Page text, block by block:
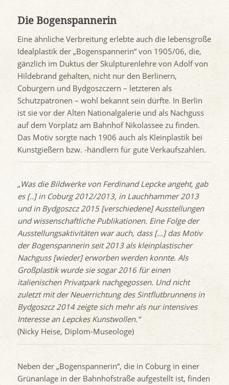
Die Bogenspannerin
Eine ähnliche Verbreitung erlebte auch die lebensgroße
Idealplastik der „Bogenspannerin“ von 1905/06, die,
gänzlich im Duktus der Skulpturenlehre von Adolf von
Hildebrand gehalten, nicht nur den Berlinern,
Coburgern und Bydgoszczern – letzteren als
Schutzpatronen – wohl bekannt sein dürfte. In Berlin
ist sie vor der Alten Nationalgalerie und als Nachguss
auf dem Vorplatz am Bahnhof Nikolassee zu finden.
Das Motiv sorgte nach 1906 auch als Kleinplastik bei
Kunstgießern bzw. -händlern für gute Verkaufszahlen.
„Was die Bildwerke von Ferdinand Lepcke angeht, gab
es [..] in Coburg 2012/2013, in Lauchhammer 2013
und in Bydgoszcz 2015 [verschiedene] Ausstellungen
und wissenschaftliche Publikationen. Eine Folge der
Ausstellungsaktivitäten war auch, dass […] das Motiv
der Bogenspannerin seit 2013 als kleinplastischer
Nachguss [wieder] erworben werden konnte. Als
Großplastik wurde sie sogar 2016 für einen
italienischen Privatpark nachgegossen. Und nicht
zuletzt mit der Neuerrichtung des Sintflutbrunnens in
Bydgoszcz 2014 zeigte sich mehr als nur intensives
Interesse an Lepckes Kunstwollen.“
(Nicky Heise, Diplom-Museologe)
Neben der „Bogenspannerin“, die in Coburg in einer
Grünanlage in der Bahnhofstraße aufgestellt ist, finden